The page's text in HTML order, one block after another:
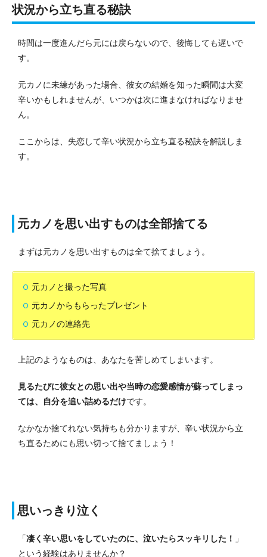
状況から立ち直る秘訣
時間は一度進んだら元には戻らないので、後悔しても遅いで
す。
元カノに未練があった場合、彼女の結婚を知った瞬間は大変
辛いかもしれませんが、いつかは次に進まなければなりませ
ん。
ここからは、失恋して辛い状況から立ち直る秘訣を解説しま
す。
元カノを思い出すものは全部捨てる
まずは元カノを思い出すものは全て捨てましょう。
元カノと撮った写真
元カノからもらったプレゼント
元カノの連絡先
上記のようなものは、あなたを苦しめてしまいます。
見るたびに彼女との思い出や当時の恋愛感情が蘇ってしまっ
ては、自分を追い詰めるだけです。
なかなか捨てれない気持ちも分かりますが、辛い状況から立
ち直るためにも思い切って捨てましょう！
思いっきり泣く
「凄く辛い思いをしていたのに、泣いたらスッキリした！
」
という経験はありませんか？